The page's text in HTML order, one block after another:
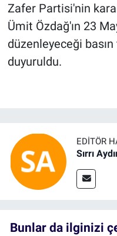
Zafer Partisi'nin
Ümit Özdağ'ın 23
düzenleyeceği basın
duyuruldu.
EDITÖR
Sırrı
Bunlar da ilginizi